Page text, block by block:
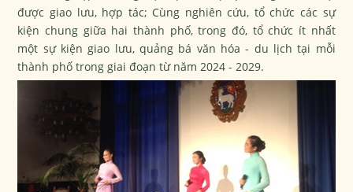
được giao lưu, hợp tác; Cùng nghiên cứu, tổ chức các sự
kiện chung giữa hai thành phố, trong đó, tổ chức ít nhất
một sự kiện giao lưu, quảng bá văn hóa - du lịch tại mỗi
thành phố trong giai đoạn từ năm 2024 - 2029.